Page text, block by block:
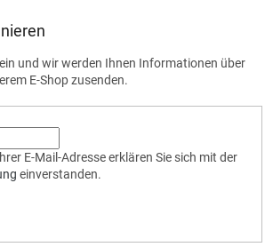
und wir werden Ihnen Informationen über
E-Shop zusenden.
E-Mail-Adresse erklären Sie sich mit der
einverstanden.